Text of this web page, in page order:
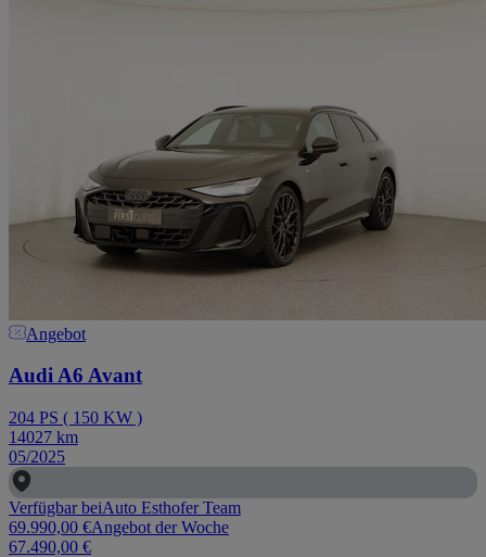
Angebot
Audi A6 Avant
204 PS ( 150 KW )
14027 km
05/2025
Verfügbar beiAuto Esthofer Team
69.990,00 €Angebot der Woche
67.490,00 €